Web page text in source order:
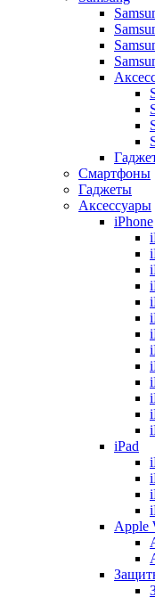
Смартфоны
Гаджеты
Аксессуары
iPhone
iPad
Apple